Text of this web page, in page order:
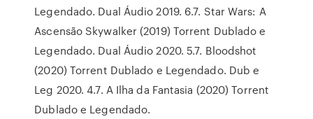
Legendado. Dual Áudio 2019. 6.7. Star Wars: A
Ascensão Skywalker (2019) Torrent Dublado e
Legendado. Dual Áudio 2020. 5.7. Bloodshot
(2020) Torrent Dublado e Legendado. Dub e
Leg 2020. 4.7. A Ilha da Fantasia (2020) Torrent
Dublado e Legendado.